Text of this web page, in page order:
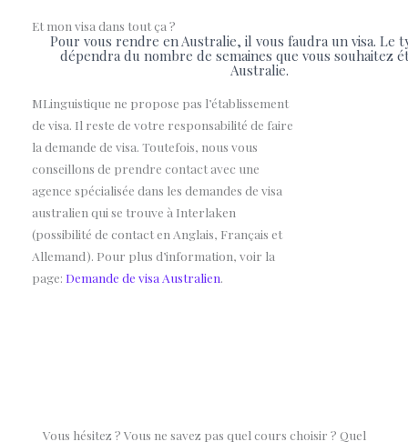
Et mon visa dans tout ça ?
Pour vous rendre en Australie, il vous faudra un visa. Le
dépendra du nombre de semaines que vous souhaitez
Australie.
MLinguistique ne propose pas l’établissement
de visa. Il reste de votre responsabilité de faire
la demande de visa. Toutefois, nous vous
conseillons de prendre contact avec une
agence spécialisée dans les demandes de visa
australien qui se trouve à Interlaken
(possibilité de contact en Anglais, Français et
Allemand). Pour plus d’information, voir la
page: Demande de visa Australien.
Vous hésitez ? Vous ne savez pas quel cours choisir ? Quel